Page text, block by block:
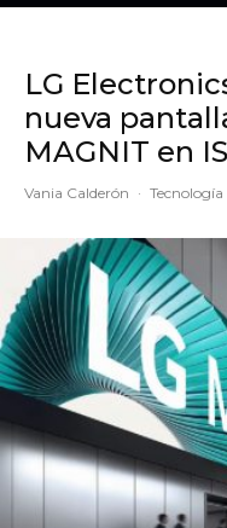
LG
nueva
MAGNIT en
Vania Calderón · Tecnología